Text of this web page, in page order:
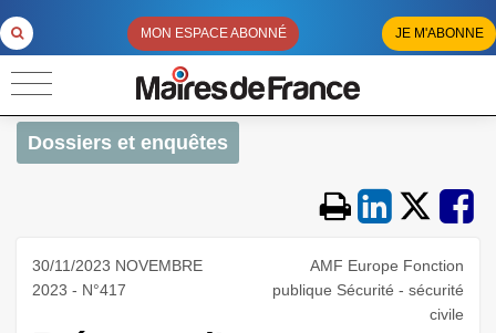
MON ESPACE ABONNÉ JE M'ABONNE
Dossiers et enquêtes
30/11/2023 NOVEMBRE
2023 - N°417
AMF Europe Fonction
publique Sécurité - sécurité
civile